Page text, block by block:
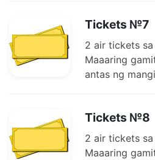
Tickets №7
2 air tickets sa
Maaaring
antas ng
Tickets №8
2 air tickets
Maaaring